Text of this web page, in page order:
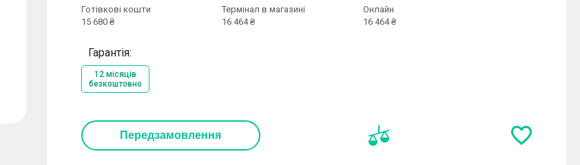
Готівкові кошти
15 680 ₴
Термінал в магазині
16 464 ₴
Онлайн
16 464 ₴
Гарантія:
12 місяців
безкоштовно
Передзамовлення